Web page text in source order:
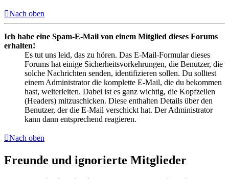
Nach oben
Ich habe eine Spam-E-Mail von einem Mitglied dieses Forums
erhalten!
Es tut uns leid, das zu hören. Das E-Mail-Formular dieses
Forums hat einige Sicherheitsvorkehrungen, die Benutzer, die
solche Nachrichten senden, identifizieren sollen. Du solltest
einem Administrator die komplette E-Mail, die du bekommen
hast, weiterleiten. Dabei ist es ganz wichtig, die Kopfzeilen
(Headers) mitzuschicken. Diese enthalten Details über den
Benutzer, der die E-Mail verschickt hat. Der Administrator
kann dann entsprechend reagieren.
Nach oben
Freunde und ignorierte Mitglieder